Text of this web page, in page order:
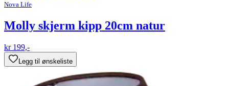
Nova Life
Molly skjerm kipp 20cm natur
kr 199,-
Legg til ønskeliste